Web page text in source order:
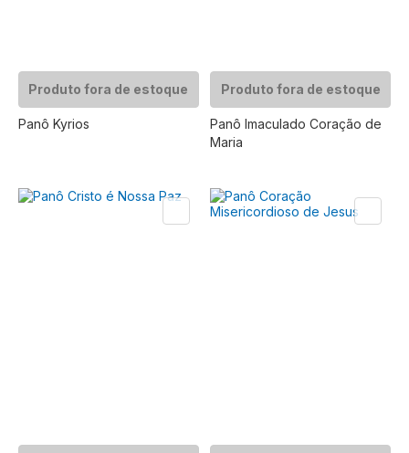
Produto fora de estoque
Panô Kyrios
Produto fora de estoque
Panô Imaculado Coração de
Maria